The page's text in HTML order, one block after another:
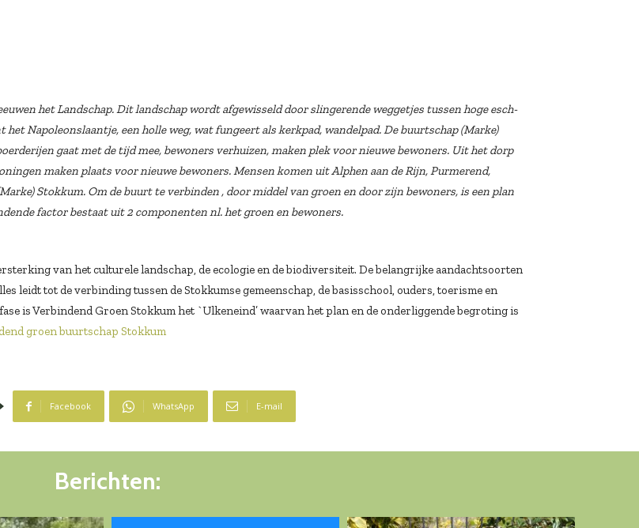
het Landschap. Dit landschap wordt afgewisseld door slingerende weggetjes tussen hoge esch-
Napoleonslaantje, een holle weg, wat fungeert als kerkpad, wandelpad. De buurtschap (Marke)
gaat met de tijd mee, bewoners verhuizen, maken plek voor nieuwe bewoners. Uit het dorp
maken plaats voor nieuwe bewoners. Mensen komen uit Alphen aan de Rijn, Purmerend,
Stokkum. Om de buurt te verbinden , door middel van groen en door zijn bewoners, is een plan
factor bestaat uit 2 componenten nl. het groen en bewoners.
van het culturele landschap, de ecologie en de biodiversiteit. De belangrijke aandachtsoorten
leidt tot de verbinding tussen de Stokkumse gemeenschap, de basisschool, ouders, toerisme en
is Verbindend Groen Stokkum het `Ulkeneind’ waarvan het plan en de onderliggende begroting is
groen buurtschap Stokkum
Facebook WhatsApp E-mail
Berichten: